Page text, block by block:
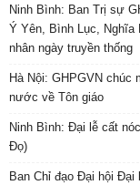
Ninh Bình: Ban Trị sự
Ý Yên, Bình Lục, Nghĩa
nhân ngày truyền thống
Hà Nội: GHPGVN chúc
nước về Tôn giáo
Ninh Bình: Đại lễ cất
Đọ)
Ban Chỉ đạo Đại hội Đại